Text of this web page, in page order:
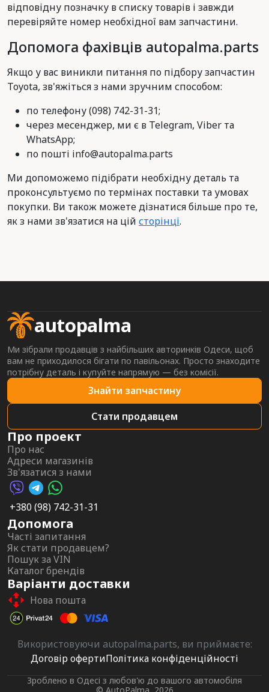
відповідну позначку в списку товарів і завжди
перевіряйте номер необхідної вам запчастини.
Допомога фахівців autopalma.parts
Якщо у вас виникли питання по підбору запчастин
Toyota, зв'яжіться з нами зручним способом:
по телефону (098) 742-31-31;
через месенджер, ми є в Telegram, Viber та
WhatsApp;
по пошті info@autopalma.parts
Ми допоможемо підібрати необхідну деталь та
проконсультуємо по термінах поставки та умовах
покупки. Ви також можете дізнатися більше про те,
як з нами зв'язатися на цій сторінці.
autopalma
Ми зібрали продавців з найбільших авторинків Одеси, щоб
вам не приходилося бігати по павільонах. Просто знаходите
потрібну деталь і купуйте напрямую — без комісії.
Знайти запчастину
Стати продавцем
Про проект
Про нас
Адреси магазинів
Зв'язатися з нами
Viber AutoPalma
Telegram AutoPalma
WhatsApp AutoPalma
+380 (98) 742-31-31
Допомога
Часті запитання
Як стати продавцем?
Пошук за VIN
Каталог брендів
Варіанти доставки
Нова пошта
Використовуючи autopalma.parts, ви приймаєте:
Договір офертиПолітика конфіденційності
Зроблено в Одесі з любов'ю до вашого автомобіля